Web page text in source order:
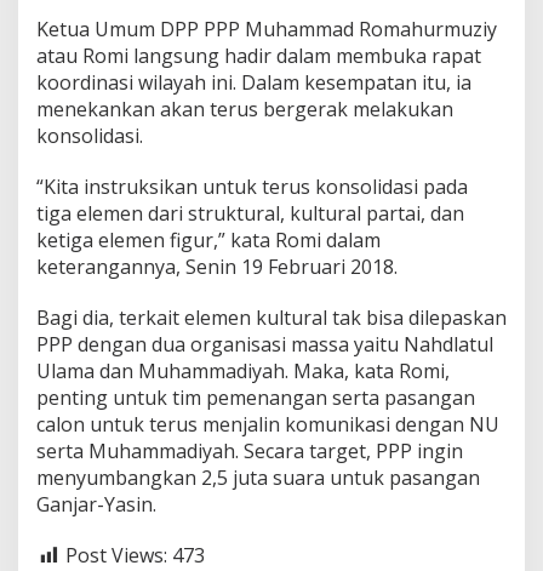
i
n
Ketua Umum DPP PPP Muhammad Romahurmuziy
atau Romi langsung hadir dalam membuka rapat
koordinasi wilayah ini. Dalam kesempatan itu, ia
menekankan akan terus bergerak melakukan
konsolidasi.
“Kita instruksikan untuk terus konsolidasi pada
tiga elemen dari struktural, kultural partai, dan
ketiga elemen figur,” kata Romi dalam
keterangannya, Senin 19 Februari 2018.
Bagi dia, terkait elemen kultural tak bisa dilepaskan
PPP dengan dua organisasi massa yaitu Nahdlatul
Ulama dan Muhammadiyah. Maka, kata Romi,
penting untuk tim pemenangan serta pasangan
calon untuk terus menjalin komunikasi dengan NU
serta Muhammadiyah. Secara target, PPP ingin
menyumbangkan 2,5 juta suara untuk pasangan
Ganjar-Yasin.
Post Views: 473